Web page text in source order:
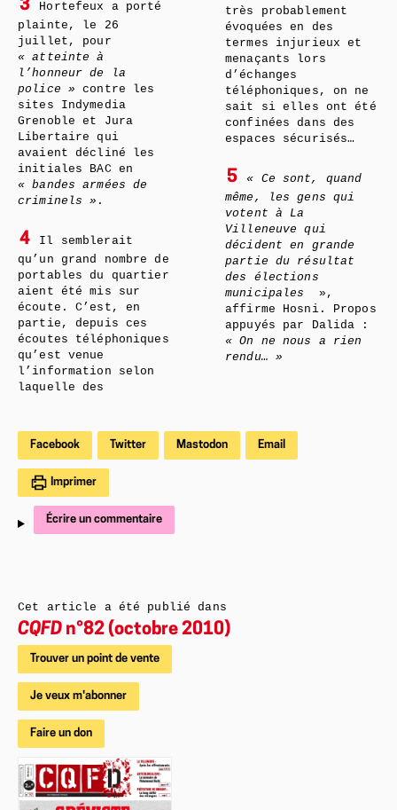
3
Hortefeux a porté
plainte, le 26
juillet, pour
« atteinte à
l’honneur de la
police » contre les
sites Indymedia
Grenoble et Jura
Libertaire qui
avaient décliné les
initiales BAC en
« bandes armées de
criminels » .
4
Il semblerait
qu’un grand nombre de
portables du quartier
aient été mis sur
écoute. C’est, en
partie, depuis ces
écoutes téléphoniques
qu’est venue
l’information selon
laquelle des
très probablement
évoquées en des
termes injurieux et
menaçants lors
d’échanges
téléphoniques, on ne
sait si elles ont été
confinées dans des
espaces sécurisés…
5
« Ce sont, quand
même, les gens qui
votent à La
Villeneuve qui
décident en grande
partie du résultat
des élections
municipales
»,
affirme Hosni. Propos
appuyés par Dalida :
« On ne nous a rien
rendu… »
Facebook Twitter Mastodon Email
Imprimer
Écrire un commentaire
Cet article a été publié dans
CQFD n°82 (octobre 2010)
Trouver un point de vente
Je veux m'abonner
Faire un don